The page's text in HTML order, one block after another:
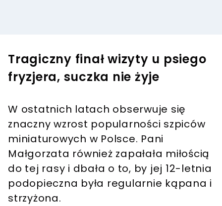
Tragiczny finał wizyty u psiego
fryzjera, suczka nie żyje
W ostatnich latach obserwuje się
znaczny wzrost popularności szpiców
miniaturowych w Polsce. Pani
Małgorzata również zapałała miłością
do tej rasy i dbała o to, by jej 12-letnia
podopieczna była regularnie kąpana i
strzyżona.